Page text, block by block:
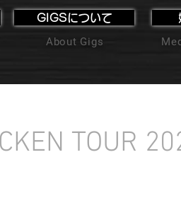
GIGSについて
About Gigs
TOUR